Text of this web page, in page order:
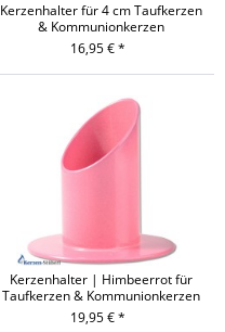
Kerzenhalter für 4 cm Taufkerzen
& Kommunionkerzen
16,95 € *
Kerzenhalter | Himbeerrot für
Taufkerzen & Kommunionkerzen
19,95 € *